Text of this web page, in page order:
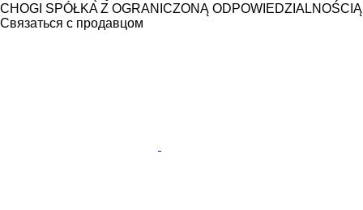
CHOGI SPÓŁKA Z OGRANICZONĄ ODPOWIEDZIALNOŚCIĄ
Связаться с продавцом